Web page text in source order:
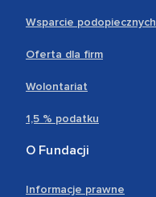
Wsparcie podopiecznych
Oferta dla firm
Wolontariat
1,5 % podatku
O Fundacji
Informacje prawne